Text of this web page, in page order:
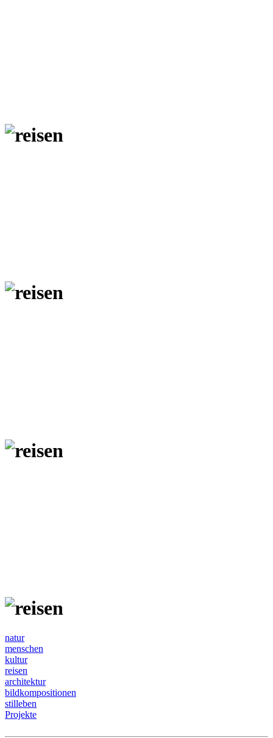
natur
menschen
kultur
reisen
architektur
bildkompositionen
stilleben
Projekte